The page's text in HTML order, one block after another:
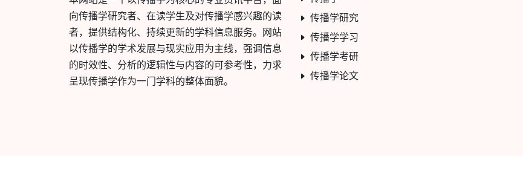
向传播学研究者、在读学生及对传播学感兴趣的读
者，提供结构化、持续更新的学科信息服务。网站
以传播学的学术发展与现实应用为主线，强调信息
的时效性、分析的逻辑性与内容的可参考性，力求
呈现传播学作为一门学科的整体面貌。
传播学研究
传播学学习
传播学考研
传播学论文